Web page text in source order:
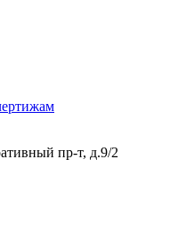
пр-т, д.9/2